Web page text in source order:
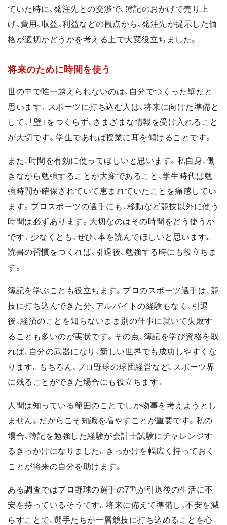
ていた時に、発注先との交渉で、簿記のおかげで売り上
げ、費用、収益、利益などの観点から、発注先が提示した価
格が適切かどうかを考える上で大変役立ちました。
将来のために時間を使う
世の中で唯一越えられないのは、自分でつくった壁だと
思います。スポーツに打ち込む人は、将来に向けた準備と
して、「壁」をつくらず、さまざまな情報を受け入れること
が大切です。学生であれば授業に耳を傾けることです。
また、時間を有効に使ってほしいと思います。私自身、働
きながら勉強することが大変であること、学生時代は勉
強時間が確保されていて恵まれていたことを痛感してい
ます。プロスポーツの選手にも、移動など競技以外に使う
時間は必ずあります。大切なのはその時間をどう使うか
です。少なくとも、ぜひ、本を読んでほしいと思います。
読書の習慣をつくれば、引退後、勉強する時にも役立ちま
す。
簿記を学ぶことも役立ちます。プロのスポーツ選手は、競
技に打ち込んできた分、アルバイトの経験もなく、引退
後、経済のことを知らないまま別の仕事に就いて失敗す
ることも多いのが実状です。その点、簿記を学び資格を取
れば、自分の武器になり、新しい世界でも成功しやすくな
ります。もちろん、プロ野球の球団経営など、スポーツ界
に残ることができた場合にも役立ちます。
人間は知っている範囲のことでしか物事を考えようとし
ません。だからこそ知識を増やすことが重要です。私の
場合、簿記を勉強した経験が会計士試験にチャレンジす
るきっかけになりました。きっかけを幅広く持っておく
ことが将来の自分を助けます。
ある調査ではプロ野球の選手の7割が引退後の生活に不
安を持っているそうです。将来に備えて準備し、不安を減
らすことで、選手たちが一層競技に打ち込めることを心